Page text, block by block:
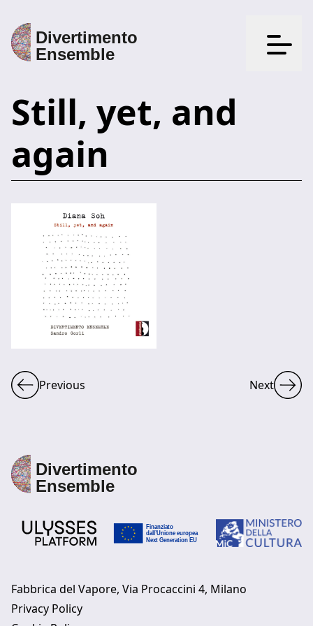
Apri il
Still, yet, and
again
Previous Next
Fabbrica del Vapore, Via Procaccini 4, Milano
Privacy Policy